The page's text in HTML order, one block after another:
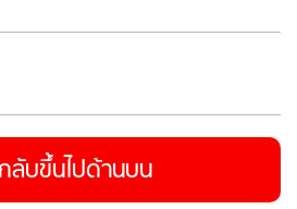
กลับขึ้นไปด้านบน